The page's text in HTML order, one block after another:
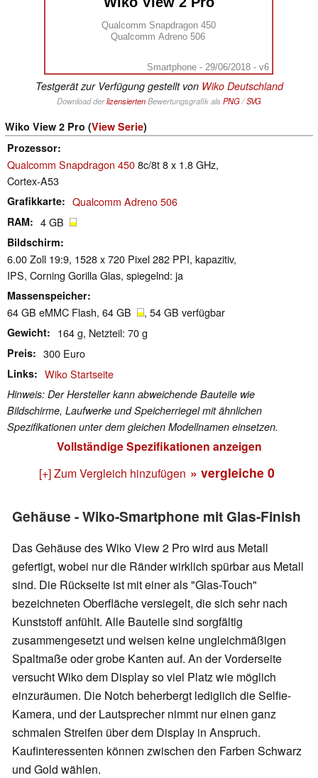
Qualcomm Snapdragon 450
Qualcomm Adreno 506
Smartphone - 29/06/2018 - v6
Testgerät zur Verfügung gestellt von Wiko Deutschland
Download derlizensiertenBewertungsgrafik als PNG/SVG
Wiko View 2 Pro (View Serie)
Prozessor
Qualcomm Snapdragon 4508c/8t 8 x 1.8 GHz,
Cortex-A53
Grafikkarte Qualcomm Adreno 506
RAM 4 GB
Bildschirm
6.00 Zoll 19:9, 1528 x 720 Pixel 282 PPI, kapazitiv,
IPS, Corning Gorilla Glas, spiegelnd: ja
Massenspeicher
64 GB eMMC Flash, 64 GB , 54 GB verfügbar
Gewicht 164 g, Netzteil: 70 g
Preis 300 Euro
Links Wiko Startseite
Hinweis: Der Hersteller kann abweichende Bauteile wie
Bildschirme, Laufwerke und Speicherriegel mit ähnlichen
Spezifikationen unter dem gleichen Modellnamen einsetzen.
Vollständige Spezifikationen anzeigen
[+] Zum Vergleich hinzufügen » vergleiche 0
Gehäuse - Wiko-Smartphone mit Glas-Finish
Das Gehäuse des Wiko View 2 Pro wird aus Metall
gefertigt, wobei nur die Ränder wirklich spürbar aus Metall
sind. Die Rückseite ist mit einer als "Glas-Touch"
bezeichneten Oberfläche versiegelt, die sich sehr nach
Kunststoff anfühlt. Alle Bauteile sind sorgfältig
zusammengesetzt und weisen keine ungleichmäßigen
Spaltmaße oder grobe Kanten auf. An der Vorderseite
versucht Wiko dem Display so viel Platz wie möglich
einzuräumen. Die Notch beherbergt lediglich die Selfie-
Kamera, und der Lautsprecher nimmt nur einen ganz
schmalen Streifen über dem Display in Anspruch.
Kaufinteressenten können zwischen den Farben Schwarz
und Gold wählen.